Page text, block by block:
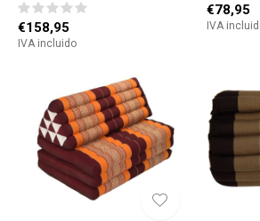
€158,95
IVA incluido
€78,95
IVA